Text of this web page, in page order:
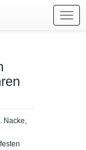
Nacke,